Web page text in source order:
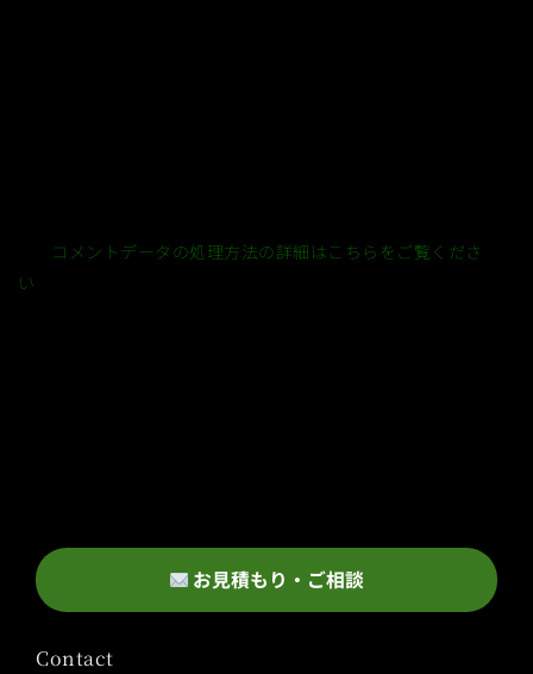
コメントデータの処理方法の詳細はこちらをご覧くださ
い
お見積もり・ご相談
Contact